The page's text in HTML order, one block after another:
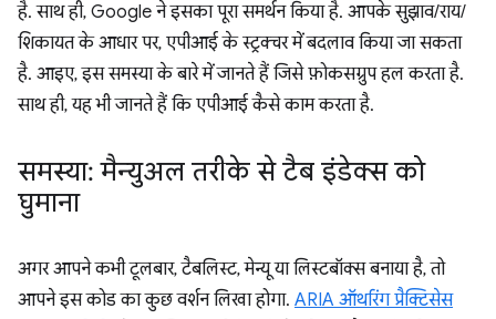
है. साथ ही, Google ने इसका पूरा समर्थन किया है. आपके सुझाव/राय/
शिकायत के आधार पर, एपीआई के स्ट्रक्चर में बदलाव किया जा सकता
है. आइए, इस समस्या के बारे में जानते हैं जिसे फ़ोकसग्रुप हल करता है.
साथ ही, यह भी जानते हैं कि एपीआई कैसे काम करता है.
समस्या: मैन्युअल तरीके से टैब इंडेक्स को
घुमाना
अगर आपने कभी टूलबार, टैबलिस्ट, मेन्यू या लिस्टबॉक्स बनाया है, तो
आपने इस कोड का कुछ वर्शन लिखा होगा. ARIA ऑथरिंग प्रैक्टिसेस